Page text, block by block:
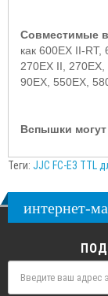
Совместимые
как 600EX II-RT,
270EX II,
90EX, 550EX,
Вспышки могут
Теги: JJC FC-E3 TTL
интернет-